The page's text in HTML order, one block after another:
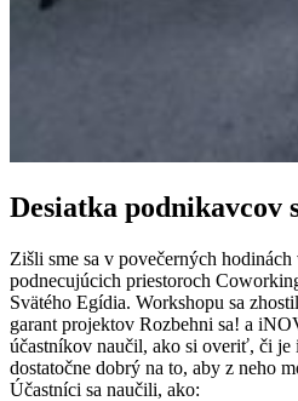
Desiatka podnikavcov
Zišli sme sa v povečerných
podnecujúcich priestoroch
Svätého Egídia. Workshopu sa
garant projektov Rozbehni sa! a
účastníkov naučil, ako si overiť, či je
dostatočne dobrý na to, aby z neho
Účastníci sa naučili, ako: